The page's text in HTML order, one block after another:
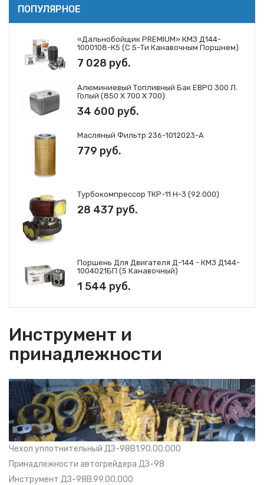
ПОПУЛЯРНОЕ
«Дальнобойщик PREMIUM» КМЗ Д144-
1000108-К5 (с 5-Ти Канавочным Поршнем)
7 028 руб.
Алюминиевый Топливный Бак ЕВРО 300 Л.
Голый (850 Х 700 Х 700)
34 600 руб.
Масляный Фильтр 236-1012023-А
779 руб.
Турбокомпрессор ТКР-11 Н-3 (92.000)
28 437 руб.
Поршень Для Двигателя Д-144 - КМЗ Д144-
1004021БП (5 Канавочный)
1 544 руб.
Инструмент и
принадлежности
Чехол уплотнительный ДЗ-98В1.90.00.000
Принадлежности автогрейдера ДЗ-98
Инструмент ДЗ-98В.99.00.000